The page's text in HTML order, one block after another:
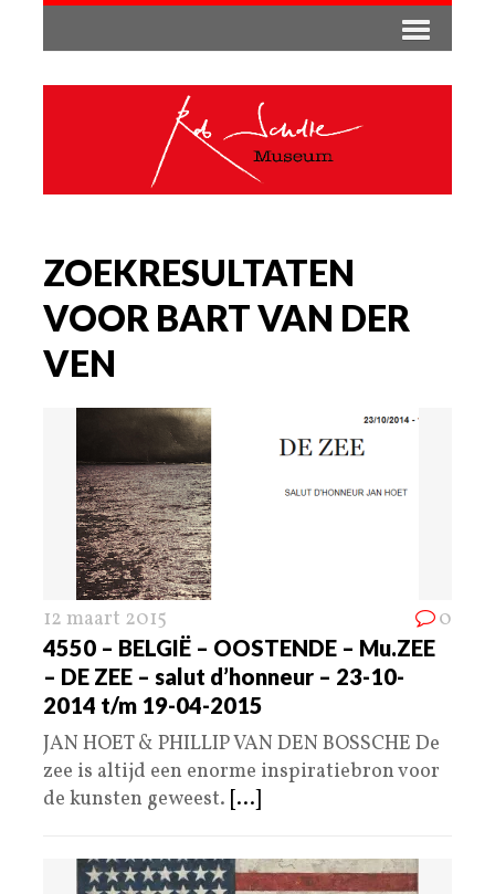
ZOEKRESULTATEN
VOOR BART VAN DER
VEN
12 maart 2015 0
4550 – BELGIË – OOSTENDE – Mu.ZEE
– DE ZEE – salut d’honneur – 23-10-
2014 t/m 19-04-2015
JAN HOET & PHILLIP VAN DEN BOSSCHE De
zee is altijd een enorme inspiratiebron voor
de kunsten geweest. [...]